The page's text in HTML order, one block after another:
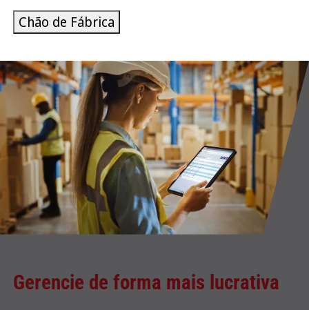
Chão de Fábrica
Gerencie de forma mais lucrativa